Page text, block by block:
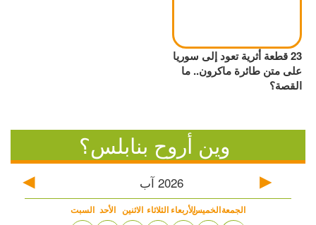
23 قطعة أثرية تعود إلى سوريا
على متن طائرة ماكرون.. ما
القصة؟
وين أروح بنابلس؟
2026 آب
السبت الأحد الاثنين الثلاثاء الأربعاءالخميسالجمعة